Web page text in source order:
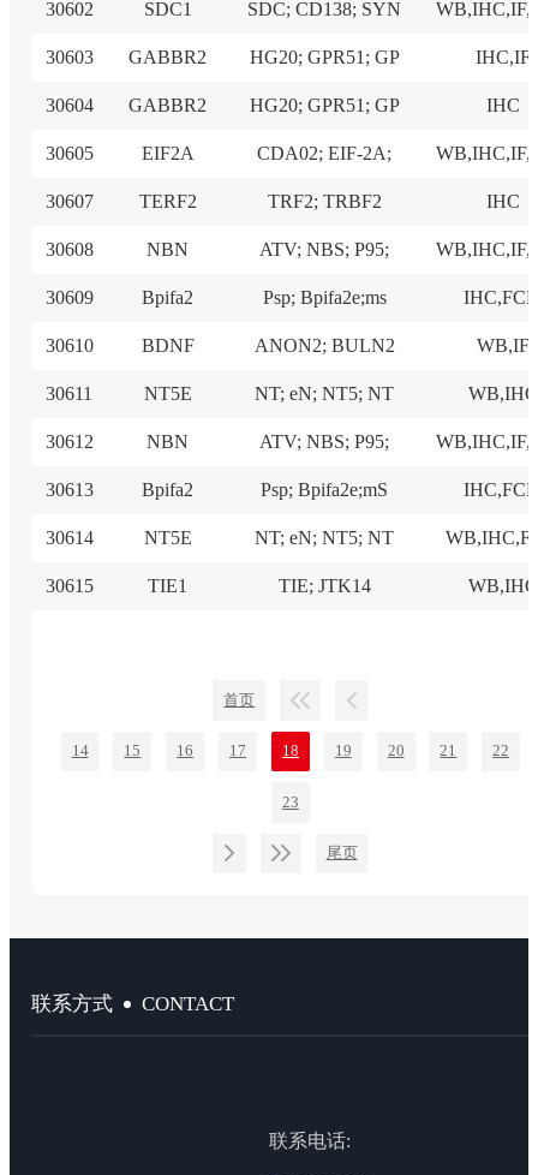
30602 SDC1 SDC; CD138; SYN
30603 GABBR2 HG20; GPR51; GP IHC,IF
30604 GABBR2 HG20; GPR51; GP IHC
30605 EIF2A CDA02; EIF-2A;
30607 TERF2 TRF2; TRBF2 IHC
30608 NBN ATV; NBS; P95;
30609 Bpifa2 Psp; Bpifa2e;ms
30610 BDNF ANON2; BULN2 WB,IF
30611 NT5E NT; eN; NT5; NT WB,IHC
30612 NBN ATV; NBS; P95;
30613 Bpifa2 Psp; Bpifa2e;mS
30614 NT5E NT; eN; NT5; NT
30615 TIE1 TIE; JTK14 WB,IHC
首页
14 15 16 17 18 19 20 21 22
23
尾页
联系方式 CONTACT
联系电话: